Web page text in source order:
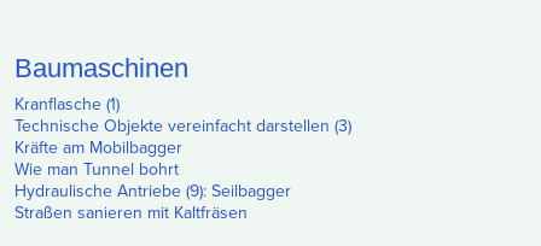
Baumaschinen
Kranflasche (1)
Technische Objekte vereinfacht darstellen (3)
Kräfte am Mobilbagger
Wie man Tunnel bohrt
Hydraulische Antriebe (9): Seilbagger
Straßen sanieren mit Kaltfräsen